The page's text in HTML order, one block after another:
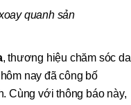
quanh sản
, thương hiệu chăm sóc da
nay đã công bố
Cùng với thông báo này,